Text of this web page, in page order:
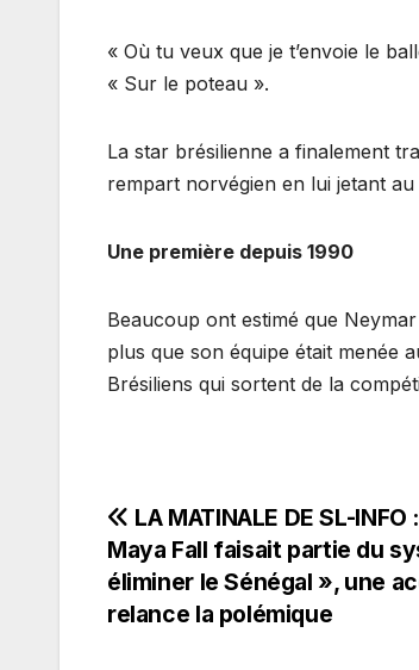
« Où tu veux que je t’envoie le
« Sur le poteau ».
La star brésilienne a finalement
rempart norvégien en lui jetant
Une première depuis 1990
Beaucoup ont estimé que
plus que son équipe était menée
Brésiliens qui sortent de la
Navigation
de
l’article
LA MATINALE DE SL-
Maya Fall faisait partie du
éliminer le Sénégal », une
relance la polémique